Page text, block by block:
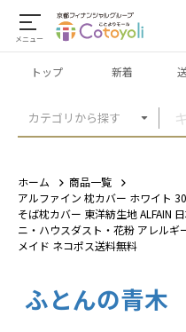
メニュー
カテゴリから探す
トップ 新着
ホーム
商品一覧
アルファイン 枕カバー ホワイト
そば枕カバー 東洋紡生地 ALFAIN
ニ・ハウスダスト・花粉 アレルギ
メイド ネコポス送料無料
ふとんの青木